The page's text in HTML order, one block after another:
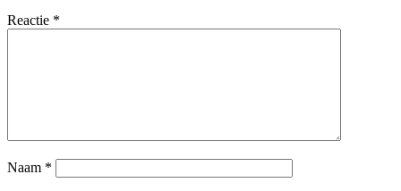
Reactie *
Naam *